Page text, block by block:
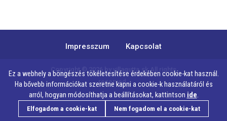
Impresszum Kapcsolat
Copyright © 2026 by villagutta.skAll rights
reserved.
Ez a webhely a böngészés tökéletesítése érdekében cookie-kat használ.
Ha bővebb információkat szeretne kapni a cookie-k használatáról és
arról, hogyan módosíthatja a beállításokat, kattintson ide.
Elfogadom a cookie-kat Nem fogadom el a cookie-kat